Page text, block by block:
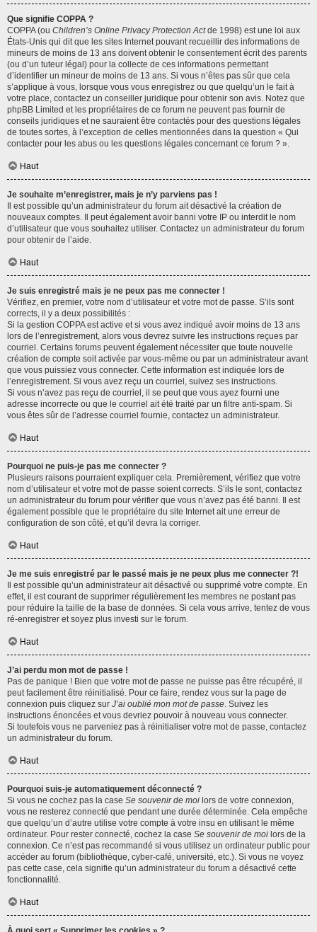
Que signifie COPPA ?
COPPA (ou Children’s Online Privacy Protection Actde 1998) est une loi aux
États-Unis qui dit que les sites Internet pouvant recueillir des informations de
mineurs de moins de 13 ans doivent obtenir le consentement écrit des parents
(ou d’un tuteur légal) pour la collecte de ces informations permettant
d’identifier un mineur de moins de 13 ans. Si vous n’êtes pas sûr que cela
s’applique à vous, lorsque vous vous enregistrez ou que quelqu’un le fait à
votre place, contactez un conseiller juridique pour obtenir son avis. Notez que
phpBB Limited et les propriétaires de ce forum ne peuvent pas fournir de
conseils juridiques et ne sauraient être contactés pour des questions légales
de toutes sortes, à l’exception de celles mentionnées dans la question « Qui
contacter pour les abus ou les questions légales concernant ce forum ? ».
Haut
Je souhaite m’enregistrer, mais je n’y parviens pas !
Il est possible qu’un administrateur du forum ait désactivé la création de
nouveaux comptes. Il peut également avoir banni votre IP ou interdit le nom
d’utilisateur que vous souhaitez utiliser. Contactez un administrateur du forum
pour obtenir de l’aide.
Haut
Je suis enregistré mais je ne peux pas me connecter !
Vérifiez, en premier, votre nom d’utilisateur et votre mot de passe. S’ils sont
corrects, il y a deux possibilités :
Si la gestion COPPA est active et si vous avez indiqué avoir moins de 13 ans
lors de l’enregistrement, alors vous devrez suivre les instructions reçues par
courriel. Certains forums peuvent également nécessiter que toute nouvelle
création de compte soit activée par vous-même ou par un administrateur avant
que vous puissiez vous connecter. Cette information est indiquée lors de
l’enregistrement. Si vous avez reçu un courriel, suivez ses instructions.
Si vous n’avez pas reçu de courriel, il se peut que vous ayez fourni une
adresse incorrecte ou que le courriel ait été traité par un filtre anti-spam. Si
vous êtes sûr de l’adresse courriel fournie, contactez un administrateur.
Haut
Pourquoi ne puis-je pas me connecter ?
Plusieurs raisons pourraient expliquer cela. Premièrement, vérifiez que votre
nom d’utilisateur et votre mot de passe soient corrects. S’ils le sont, contactez
un administrateur du forum pour vérifier que vous n’avez pas été banni. Il est
également possible que le propriétaire du site Internet ait une erreur de
configuration de son côté, et qu’il devra la corriger.
Haut
Je me suis enregistré par le passé mais je ne peux plus me connecter ?!
Il est possible qu’un administrateur ait désactivé ou supprimé votre compte. En
effet, il est courant de supprimer régulièrement les membres ne postant pas
pour réduire la taille de la base de données. Si cela vous arrive, tentez de vous
ré-enregistrer et soyez plus investi sur le forum.
Haut
J’ai perdu mon mot de passe !
Pas de panique ! Bien que votre mot de passe ne puisse pas être récupéré, il
peut facilement être réinitialisé. Pour ce faire, rendez vous sur la page de
connexion puis cliquez sur J’ai oublié mon mot de passe. Suivez les
instructions énoncées et vous devriez pouvoir à nouveau vous connecter.
Si toutefois vous ne parveniez pas à réinitialiser votre mot de passe, contactez
un administrateur du forum.
Haut
Pourquoi suis-je automatiquement déconnecté ?
Si vous ne cochez pas la case Se souvenir de moi lors de votre connexion,
vous ne resterez connecté que pendant une durée déterminée. Cela empêche
que quelqu’un d’autre utilise votre compte à votre insu en utilisant le même
ordinateur. Pour rester connecté, cochez la case Se souvenir de moi lors de la
connexion. Ce n’est pas recommandé si vous utilisez un ordinateur public pour
accéder au forum (bibliothèque, cyber-café, université, etc.). Si vous ne voyez
pas cette case, cela signifie qu’un administrateur du forum a désactivé cette
fonctionnalité.
Haut